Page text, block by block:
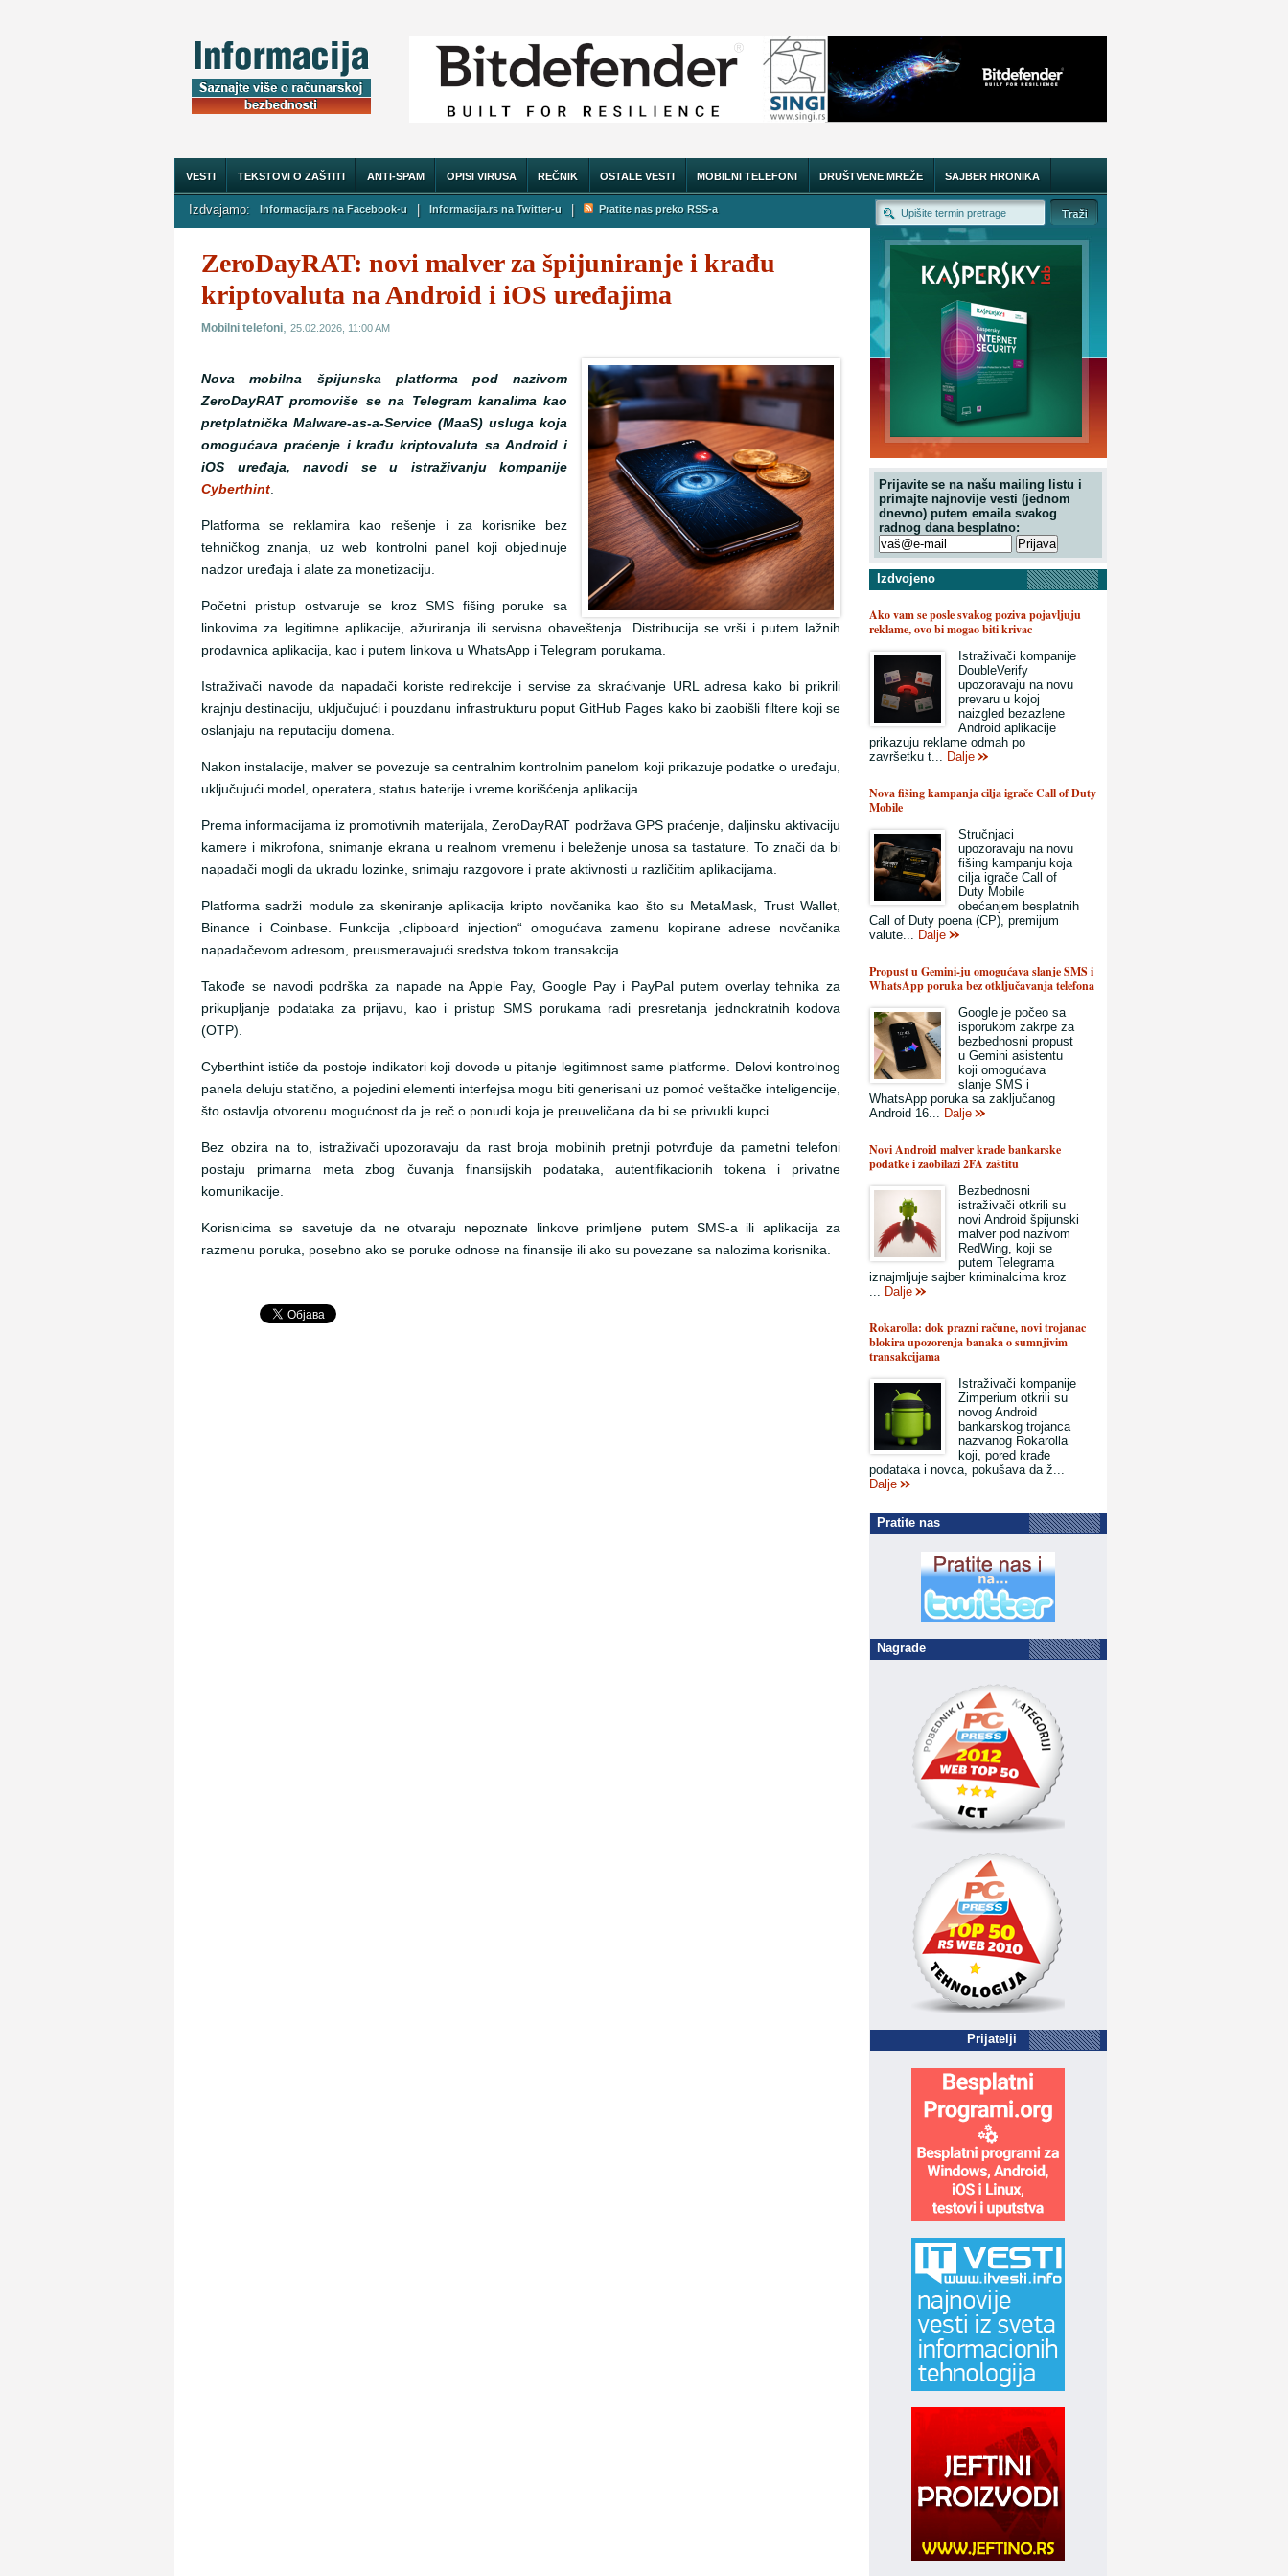
VESTI TEKSTOVI O ZAŠTITI ANTI-SPAM OPISI VIRUSA REČNIK OSTALE VESTI MOBILNI TELEFONI DRUŠTVENE MREŽE SAJBER HRONIKA
O NAMA
Izdvajamo: Informacija.rs na Facebook-u | Informacija.rs na Twitter-u | Pratite nas preko RSS-a
ZeroDayRAT: novi malver za špijuniranje i krađu
kriptovaluta na Android i iOS uređajima
Mobilni telefoni, 25.02.2026, 11:00 AM
Nova mobilna špijunska platforma pod nazivom
ZeroDayRAT promoviše se na Telegram kanalima kao
pretplatnička Malware-as-a-Service (MaaS) usluga koja
omogućava praćenje i krađu kriptovaluta sa Android i
iOS uređaja, navodi se u istraživanju kompanije
Cyberthint.
Platforma se reklamira kao rešenje i za korisnike bez
tehničkog znanja, uz web kontrolni panel koji objedinuje
nadzor uređaja i alate za monetizaciju.
Početni pristup ostvaruje se kroz SMS fišing poruke sa
linkovima za legitimne aplikacije, ažuriranja ili servisna obaveštenja. Distribucija se vrši i putem lažnih
prodavnica aplikacija, kao i putem linkova u WhatsApp i Telegram porukama.
Istraživači navode da napadači koriste redirekcije i servise za skraćivanje URL adresa kako bi prikrili
krajnju destinaciju, uključujući i pouzdanu infrastrukturu poput GitHub Pages kako bi zaobišli filtere koji se
oslanjaju na reputaciju domena.
Nakon instalacije, malver se povezuje sa centralnim kontrolnim panelom koji prikazuje podatke o uređaju,
uključujući model, operatera, status baterije i vreme korišćenja aplikacija.
Prema informacijama iz promotivnih materijala, ZeroDayRAT podržava GPS praćenje, daljinsku aktivaciju
kamere i mikrofona, snimanje ekrana u realnom vremenu i beleženje unosa sa tastature. To znači da bi
napadači mogli da ukradu lozinke, snimaju razgovore i prate aktivnosti u različitim aplikacijama.
Platforma sadrži module za skeniranje aplikacija kripto novčanika kao što su MetaMask, Trust Wallet,
Binance i Coinbase. Funkcija „clipboard injection“ omogućava zamenu kopirane adrese novčanika
napadačevom adresom, preusmeravajući sredstva tokom transakcija.
Takođe se navodi podrška za napade na Apple Pay, Google Pay i PayPal putem overlay tehnika za
prikupljanje podataka za prijavu, kao i pristup SMS porukama radi presretanja jednokratnih kodova
(OTP).
Cyberthint ističe da postoje indikatori koji dovode u pitanje legitimnost same platforme. Delovi kontrolnog
panela deluju statično, a pojedini elementi interfejsa mogu biti generisani uz pomoć veštačke inteligencije,
što ostavlja otvorenu mogućnost da je reč o ponudi koja je preuveličana da bi se privukli kupci.
Bez obzira na to, istraživači upozoravaju da rast broja mobilnih pretnji potvrđuje da pametni telefoni
postaju primarna meta zbog čuvanja finansijskih podataka, autentifikacionih tokena i privatne
komunikacije.
Korisnicima se savetuje da ne otvaraju nepoznate linkove primljene putem SMS-a ili aplikacija za
razmenu poruka, posebno ako se poruke odnose na finansije ili ako su povezane sa nalozima korisnika.
Prijavite se na našu mailing listu i
primajte najnovije vesti (jednom
dnevno) putem emaila svakog
radnog dana besplatno:
Izdvojeno
Ako vam se posle svakog poziva pojavljuju
reklame, ovo bi mogao biti krivac
Istraživači kompanije
DoubleVerify
upozoravaju na novu
prevaru u kojoj
naizgled bezazlene
Android aplikacije
prikazuju reklame odmah po
završetku t... Dalje
Nova fišing kampanja cilja igrače Call of Duty
Mobile
Stručnjaci
upozoravaju na novu
fišing kampanju koja
cilja igrače Call of
Duty Mobile
obećanjem besplatnih
Call of Duty poena (CP), premijum
valute... Dalje
Propust u Gemini-ju omogućava slanje SMS i
WhatsApp poruka bez otključavanja telefona
Google je počeo sa
isporukom zakrpe za
bezbednosni propust
u Gemini asistentu
koji omogućava
slanje SMS i
WhatsApp poruka sa zaključanog
Android 16... Dalje
Novi Android malver krade bankarske
podatke i zaobilazi 2FA zaštitu
Bezbednosni
istraživači otkrili su
novi Android špijunski
malver pod nazivom
RedWing, koji se
putem Telegrama
iznajmljuje sajber kriminalcima kroz
... Dalje
Rokarolla: dok prazni račune, novi trojanac
blokira upozorenja banaka o sumnjivim
transakcijama
Istraživači kompanije
Zimperium otkrili su
novog Android
bankarskog trojanca
nazvanog Rokarolla
koji, pored krađe
podataka i novca, pokušava da ž...
Dalje
Pratite nas
Nagrade
Prijatelji